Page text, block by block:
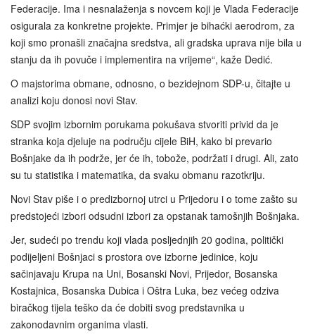
Federacije. Ima i nesnalaženja s novcem koji je Vlada Federacije
osigurala za konkretne projekte. Primjer je bihaćki aerodrom, za
koji smo pronašli značajna sredstva, ali gradska uprava nije bila u
stanju da ih povuče i implementira na vrijeme“, kaže Dedić.
O majstorima obmane, odnosno, o bezidejnom SDP-u, čitajte u
analizi koju donosi novi Stav.
SDP svojim izbornim porukama pokušava stvoriti privid da je
stranka koja djeluje na području cijele BiH, kako bi prevario
Bošnjake da ih podrže, jer će ih, tobože, podržati i drugi. Ali, zato
su tu statistika i matematika, da svaku obmanu razotkriju.
Novi Stav piše i o predizbornoj utrci u Prijedoru i o tome zašto su
predstojeći izbori odsudni izbori za opstanak tamošnjih Bošnjaka.
Jer, sudeći po trendu koji vlada posljednjih 20 godina, politički
podijeljeni Bošnjaci s prostora ove izborne jedinice, koju
sačinjavaju Krupa na Uni, Bosanski Novi, Prijedor, Bosanska
Kostajnica, Bosanska Dubica i Oštra Luka, bez većeg odziva
biračkog tijela teško da će dobiti svog predstavnika u
zakonodavnim organima vlasti.